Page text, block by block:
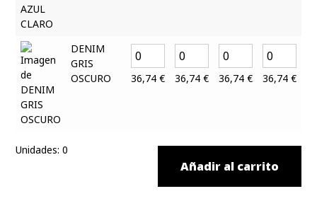
DENIM
GRIS
OSCURO
36,74 € 36,74 € 36,74 € 36,74 €
Unidades: 0
Añadir al carrito